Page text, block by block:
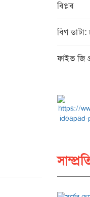
বিপ্লব
বিগ ডাটা:
ফাইভ জি